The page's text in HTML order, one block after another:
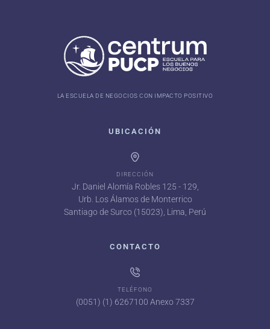
LA ESCUELA DE NEGOCIOS CON IMPACTO POSITIVO
UBICACIÓN
DIRECCIÓN
Jr. Daniel Alomía Robles 125 - 129,
Urb. Los Álamos de Monterrico
Santiago de Surco (15023), Lima, Perú
CONTACTO
TELÉFONO
(0051) (1) 6267100 Anexo 7337